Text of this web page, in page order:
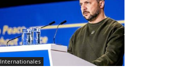
Internationales